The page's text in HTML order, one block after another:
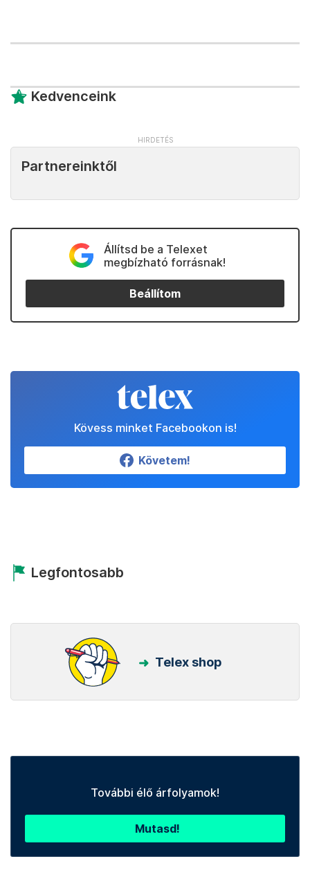
Kedvenceink
Partnereinktől
Állítsd be a Telexet
megbízható forrásnak!
Beállítom
Kövess minket Facebookon is!
Követem!
Legfontosabb
Telex shop
További élő árfolyamok!
Mutasd!